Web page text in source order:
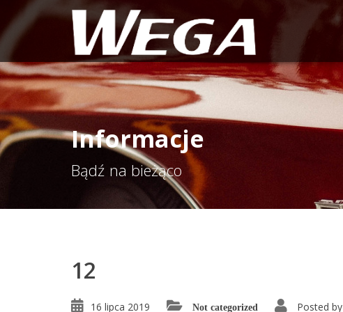
Informacje
Bądź na bieżąco
12
16 lipca 2019 Not categorized Posted by